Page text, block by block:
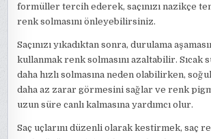
formüller tercih ederek, saçınızı nazikçe
renk solmasını önleyebilirsiniz.
Saçınızı yıkadıktan sonra, durulama
kullanmak renk solmasını azaltabilir. Sıcak
daha hızlı solmasına neden olabilirken,
daha az zarar görmesini sağlar ve renk
uzun süre canlı kalmasına yardımcı olur.
Saç uçlarını düzenli olarak kestirmek, saç